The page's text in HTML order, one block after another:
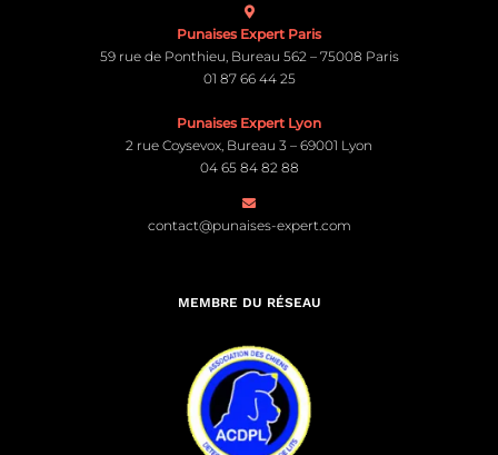
Punaises Expert Paris
59 rue de Ponthieu, Bureau 562 – 75008 Paris
01 87 66 44 25
Punaises Expert Lyon
2 rue Coysevox, Bureau 3 – 69001 Lyon
04 65 84 82 88
contact@punaises-expert.com
MEMBRE DU RÉSEAU